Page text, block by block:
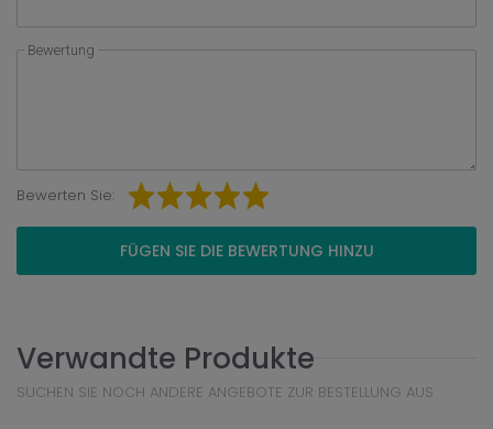
Bewertung
Bewerten Sie:
FÜGEN SIE DIE BEWERTUNG HINZU
Verwandte Produkte
SUCHEN SIE NOCH ANDERE ANGEBOTE ZUR BESTELLUNG AUS